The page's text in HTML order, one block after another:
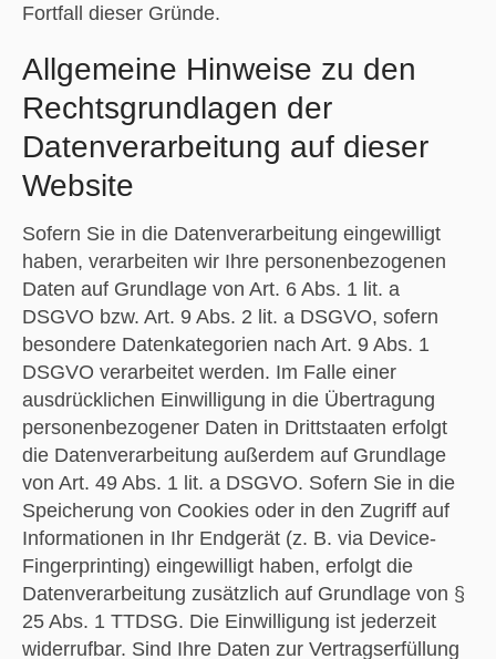
Fortfall dieser Gründe.
Allgemeine Hinweise zu den
Rechtsgrundlagen der
Datenverarbeitung auf dieser
Website
Sofern Sie in die Datenverarbeitung eingewilligt
haben, verarbeiten wir Ihre personenbezogenen
Daten auf Grundlage von Art. 6 Abs. 1 lit. a
DSGVO bzw. Art. 9 Abs. 2 lit. a DSGVO, sofern
besondere Datenkategorien nach Art. 9 Abs. 1
DSGVO verarbeitet werden. Im Falle einer
ausdrücklichen Einwilligung in die Übertragung
personenbezogener Daten in Drittstaaten erfolgt
die Datenverarbeitung außerdem auf Grundlage
von Art. 49 Abs. 1 lit. a DSGVO. Sofern Sie in die
Speicherung von Cookies oder in den Zugriff auf
Informationen in Ihr Endgerät (z. B. via Device-
Fingerprinting) eingewilligt haben, erfolgt die
Datenverarbeitung zusätzlich auf Grundlage von §
25 Abs. 1 TTDSG. Die Einwilligung ist jederzeit
widerrufbar. Sind Ihre Daten zur Vertragserfüllung